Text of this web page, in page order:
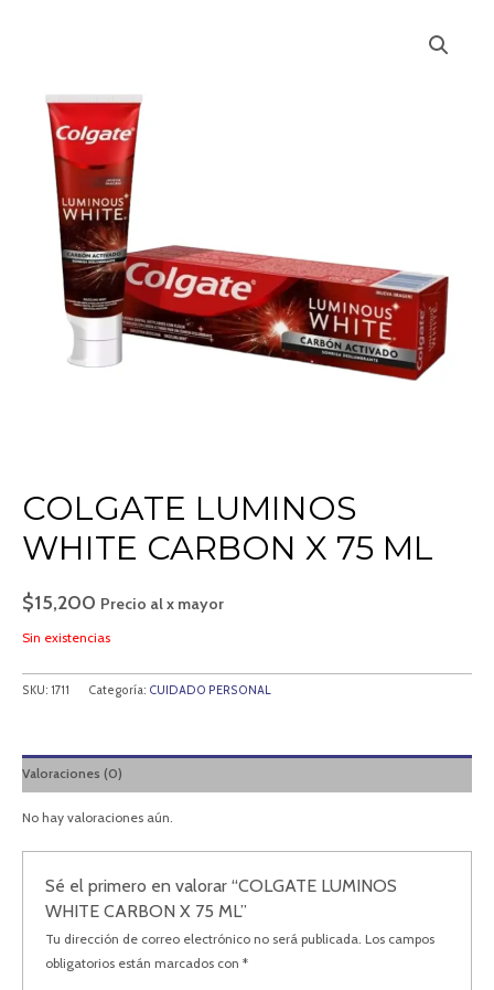
COLGATE LUMINOS
WHITE CARBON X 75 ML
$15,200 Precio al x mayor
Sin existencias
SKU: 1711 Categoría: CUIDADO PERSONAL
Valoraciones (0)
No hay valoraciones aún.
Sé el primero en valorar “COLGATE LUMINOS
WHITE CARBON X 75 ML”
Tu dirección de correo electrónico no será publicada. Los campos
obligatorios están marcados con*